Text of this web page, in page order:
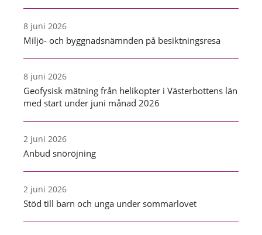
8 juni 2026
Miljö- och byggnadsnämnden på besiktningsresa
8 juni 2026
Geofysisk mätning från helikopter i Västerbottens län
med start under juni månad 2026
2 juni 2026
Anbud snöröjning
2 juni 2026
Stöd till barn och unga under sommarlovet